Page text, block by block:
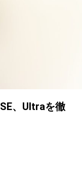
、Ultraを徹